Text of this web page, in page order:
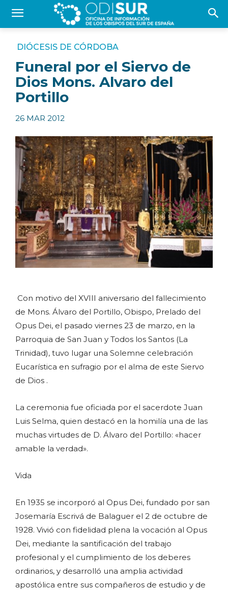
DIÓCESIS DE CÓRDOBA
Funeral por el Siervo de
Dios Mons. Alvaro del
Portillo
26 MAR 2012
Con motivo del XVIII aniversario del fallecimiento
de Mons. Álvaro del Portillo, Obispo, Prelado del
Opus Dei, el pasado viernes 23 de marzo, en la
Parroquia de San Juan y Todos los Santos (La
Trinidad), tuvo lugar una Solemne celebración
Eucarística en sufragio por el alma de este Siervo
de Dios .
La ceremonia fue oficiada por el sacerdote Juan
Luis Selma, quien destacó en la homilía una de las
muchas virtudes de D. Álvaro del Portillo: «hacer
amable la verdad».
Vida
En 1935 se incorporó al Opus Dei, fundado por san
Josemaría Escrivá de Balaguer el 2 de octubre de
1928. Vivió con fidelidad plena la vocación al Opus
Dei, mediante la santificación del trabajo
profesional y el cumplimiento de los deberes
ordinarios, y desarrolló una amplia actividad
apostólica entre sus compañeros de estudio y de